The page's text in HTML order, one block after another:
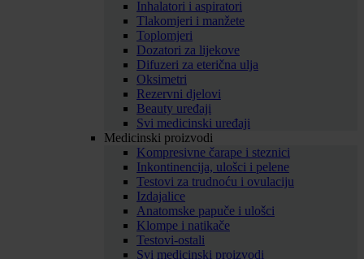
Inhalatori i aspiratori
Tlakomjeri i manžete
Toplomjeri
Dozatori za lijekove
Difuzeri za eterična ulja
Oksimetri
Rezervni djelovi
Beauty uređaji
Svi medicinski uređaji
Medicinski proizvodi
Kompresivne čarape i steznici
Inkontinencija, ulošci i pelene
Testovi za trudnoću i ovulaciju
Izdajalice
Anatomske papuče i ulošci
Klompe i natikače
Testovi-ostali
Svi medicinski proizvodi